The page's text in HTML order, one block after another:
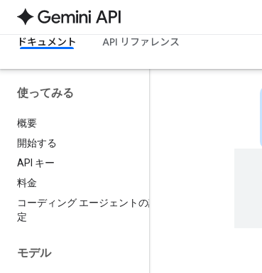
ドキュメント API リファレンス
使ってみる
概要
開始する
API キー
料金
コーディング エージェントの設
定
モデル